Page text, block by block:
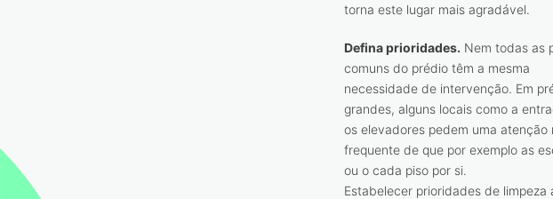
torna este lugar mais agradável.
Defina prioridades. Nem todas as
comuns do prédio têm a mesma
necessidade de intervenção. Em
grandes, alguns locais como a
os elevadores pedem uma atenção
frequente de que por exemplo as
ou o cada piso por si.
Estabelecer prioridades de limpeza